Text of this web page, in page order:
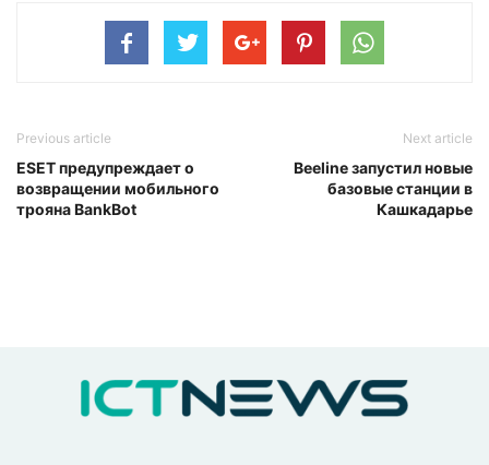
Previous article
ESET предупреждает о
возвращении мобильного
трояна BankBot
Next article
Beeline запустил новые
базовые станции в
Кашкадарье